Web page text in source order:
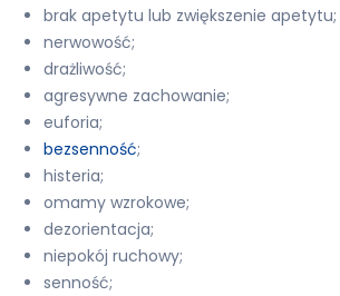
brak apetytu lub zwiększenie apetytu;
nerwowość;
drażliwość;
agresywne zachowanie;
euforia;
bezsenność;
histeria;
omamy wzrokowe;
dezorientacja;
niepokój ruchowy;
senność;